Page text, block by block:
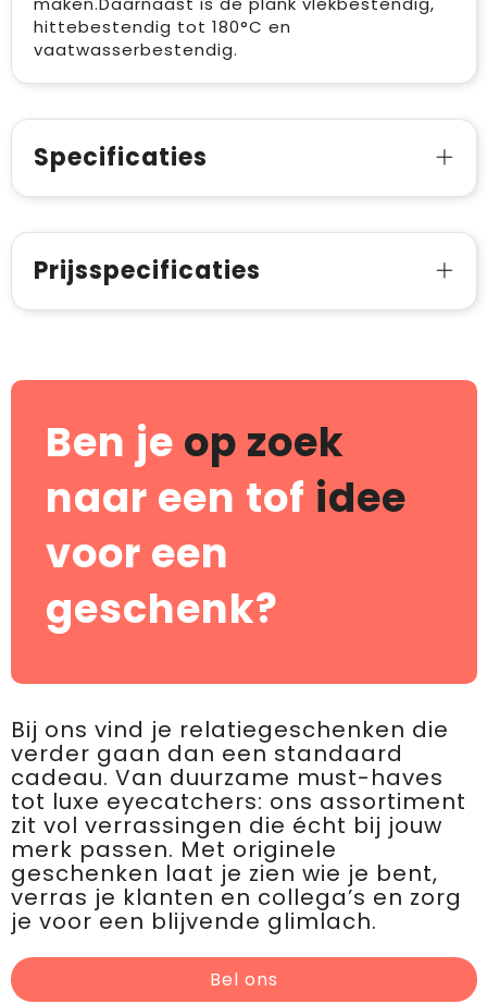
hittebestendig tot 180°C en
vaatwasserbestendig.
Specificaties
Prijsspecificaties
Ben je op zoek
naar een tof idee
voor een
geschenk?
Bij ons vind je relatiegeschenken die
verder gaan dan een standaard
cadeau. Van duurzame must-haves
tot luxe eyecatchers: ons assortiment
zit vol verrassingen die écht bij jouw
merk passen. Met originele
geschenken laat je zien wie je bent,
verras je klanten en collega’s en zorg
je voor een blijvende glimlach.
Bel ons